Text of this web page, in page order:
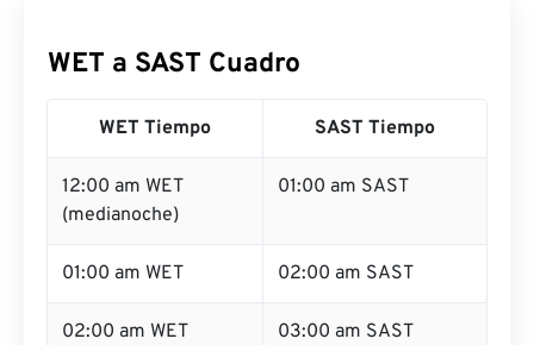
WET a SAST Cuadro
WET Tiempo SAST Tiempo
12:00 am WET
(medianoche)
01:00 am SAST
01:00 am WET 02:00 am SAST
02:00 am WET 03:00 am SAST